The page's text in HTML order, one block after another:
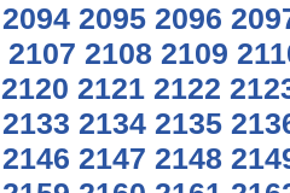
2094 2095 2096
2107 2108 2109
2120 2121 2122
2133 2134 2135
2146 2147 2148